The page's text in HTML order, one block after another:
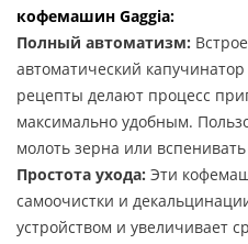
кофемашин Gaggia:
Полный автоматизм:
автоматический
рецепты делают процесс
максимально удобным.
молоть зерна или
Простота ухода: Эти
самоочистки и
устройством и увеличивает